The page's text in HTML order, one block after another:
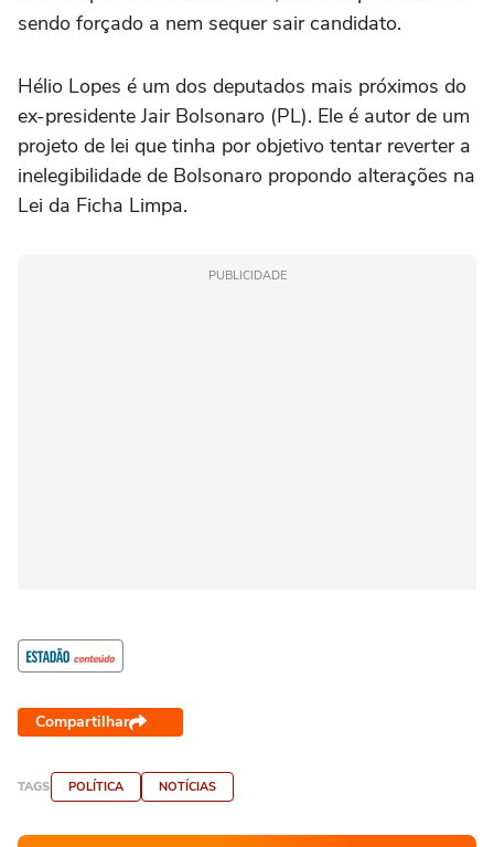
sendo forçado a nem sequer sair candidato.
Hélio Lopes é um dos deputados mais próximos do
ex-presidente Jair Bolsonaro (PL). Ele é autor de um
projeto de lei que tinha por objetivo tentar reverter a
inelegibilidade de Bolsonaro propondo alterações na
Lei da Ficha Limpa.
PUBLICIDADE
Compartilhar
TAGS POLÍTICA NOTÍCIAS